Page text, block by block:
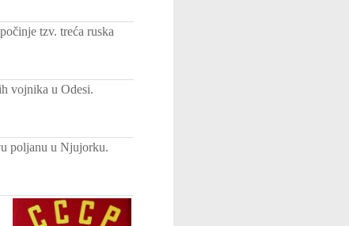
tzv. treća ruska
vojnika u Odesi.
poljanu u Njujorku.